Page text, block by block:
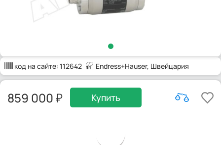
код на сайте: 112642 Endress+Hauser, Швейцария
859 000 Купить